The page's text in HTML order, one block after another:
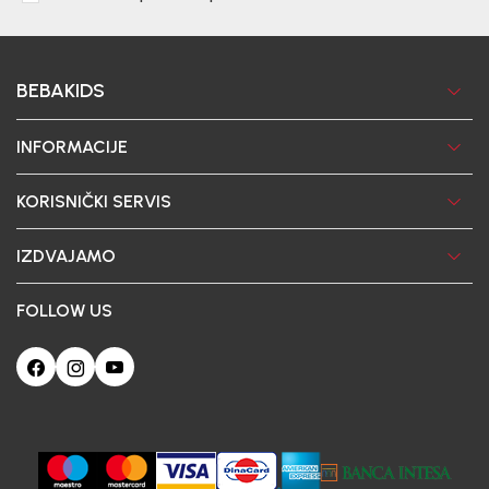
BEBAKIDS
INFORMACIJE
KORISNIČKI SERVIS
IZDVAJAMO
FOLLOW US